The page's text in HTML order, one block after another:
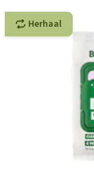
Herhaal